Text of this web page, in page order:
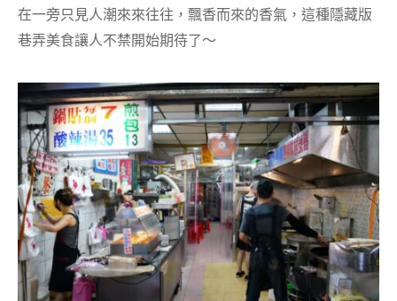
在一旁只見人潮來來往往，飄香而來的香氣，這種隱藏版
巷弄美食讓人不禁開始期待了～